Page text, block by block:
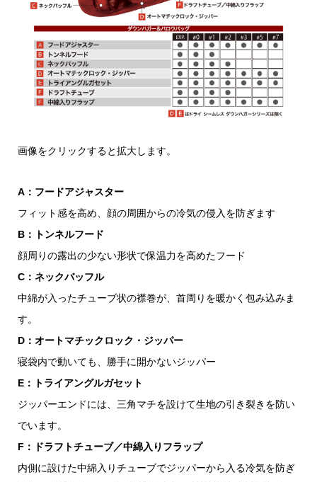
画像をクリックすると拡大します。
A：フードアジャスター
フィット感を高め、顔の周囲からの冷気の侵入を防ぎます
B：トンネルフード
顔周りの露出の少ない形状で保温力を高めたフード
C：ネックバッフル
中綿が入ったチューブ状の襟巻が、首周りを暖かく包み込みま
す。
D：オートマチックロック・ジッパー
寝袋内で動いても、勝手に開かないジッパー
E：トライアングルガセット
ジッパーエンドには、三角マチを設けて生地の引き裂きを防い
でいます。
F：ドラフトチューブ／中綿入りフラップ
内側に設けた中綿入りチューブでジッパーから入る冷気を防ぎ